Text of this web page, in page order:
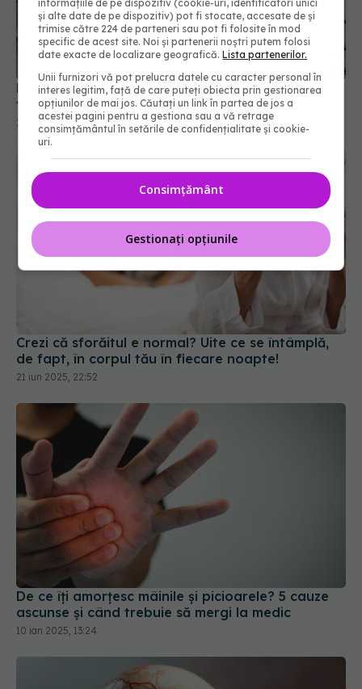
De ce ți se înmoaie picioarele brusc. 3 cauze
frecvente și ce să faci
27 ian 2026, 09:45
Crezi că sforăitul e normal? Uite ce se întâmplă,
de fapt, în corpul tău în fiecare noapte!
21 iun 2025, 22:52
De ce îți amorțesc mâinile și picioarele? 5 cauze
ascunse și când trebuie să mergi la medic
10 ian 2025, 13:24
informațiile de pe dispozitiv (cookie-uri, identificatori unici
și alte date de pe dispozitiv) pot fi stocate, accesate de și
trimise către 224 de parteneri sau pot fi folosite în mod
specific de acest site. Noi și partenerii noștri putem folosi
date exacte de localizare geografică.Lista partenerilor.
Unii furnizori vă pot prelucra datele cu caracter personal în
interes legitim, față de care puteți obiecta prin gestionarea
opțiunilor de mai jos. Căutați un link în partea de jos a
acestei pagini pentru a gestiona sau a vă retrage
consimțământul în setările de confidențialitate și cookie-
uri.
Consimțământ
Gestionați opțiunile